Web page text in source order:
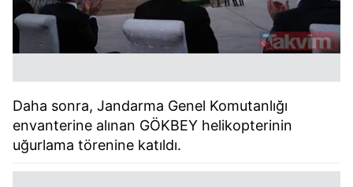
Daha sonra, Jandarma Genel Komutanlığı
envanterine alınan GÖKBEY helikopterinin
uğurlama törenine katıldı.